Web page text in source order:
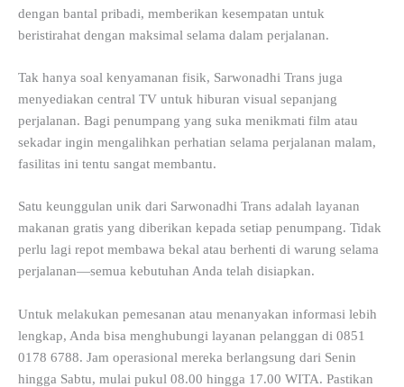
dengan bantal pribadi, memberikan kesempatan untuk
beristirahat dengan maksimal selama dalam perjalanan.
Tak hanya soal kenyamanan fisik, Sarwonadhi Trans juga
menyediakan central TV untuk hiburan visual sepanjang
perjalanan. Bagi penumpang yang suka menikmati film atau
sekadar ingin mengalihkan perhatian selama perjalanan malam,
fasilitas ini tentu sangat membantu.
Satu keunggulan unik dari Sarwonadhi Trans adalah layanan
makanan gratis yang diberikan kepada setiap penumpang. Tidak
perlu lagi repot membawa bekal atau berhenti di warung selama
perjalanan—semua kebutuhan Anda telah disiapkan.
Untuk melakukan pemesanan atau menanyakan informasi lebih
lengkap, Anda bisa menghubungi layanan pelanggan di 0851
0178 6788. Jam operasional mereka berlangsung dari Senin
hingga Sabtu, mulai pukul 08.00 hingga 17.00 WITA. Pastikan